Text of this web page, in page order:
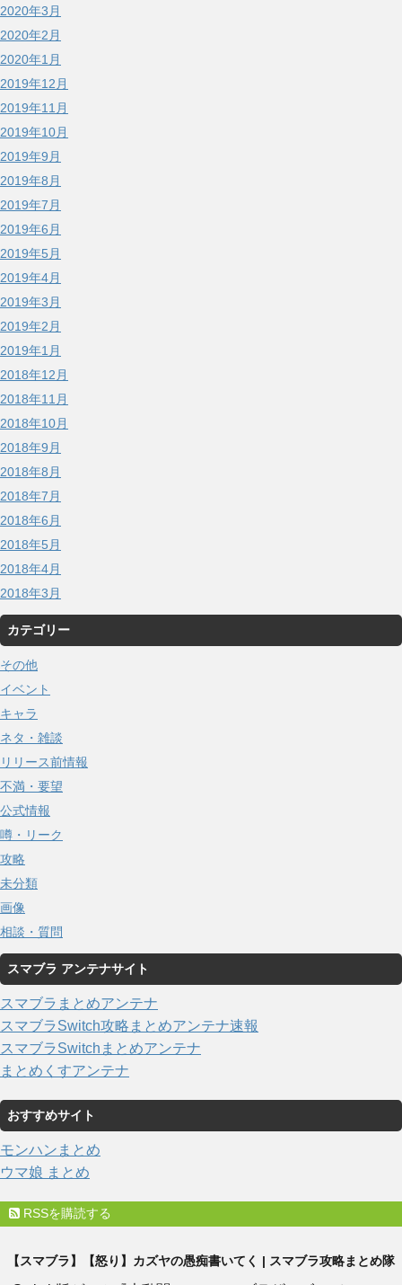
2020年3月
2020年2月
2020年1月
2019年12月
2019年11月
2019年10月
2019年9月
2019年8月
2019年7月
2019年6月
2019年5月
2019年4月
2019年3月
2019年2月
2019年1月
2018年12月
2018年11月
2018年10月
2018年9月
2018年8月
2018年7月
2018年6月
2018年5月
2018年4月
2018年3月
カテゴリー
その他
イベント
キャラ
ネタ・雑談
リリース前情報
不満・要望
公式情報
噂・リーク
攻略
未分類
画像
相談・質問
スマブラ アンテナサイト
スマブラまとめアンテナ
スマブラSwitch攻略まとめアンテナ速報
スマブラSwitchまとめアンテナ
まとめくすアンテナ
おすすめサイト
モンハンまとめ
ウマ娘 まとめ
RSSを購読する
【スマブラ】【怒り】カズヤの愚痴書いてく | スマブラ攻略まとめ隊